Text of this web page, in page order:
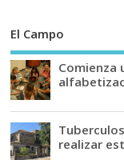
El Campo
Comienza
realizar